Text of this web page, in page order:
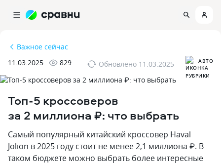
Важное сейчас
11.03.2025
829 Обновлено 11.03.2025 АВТО
Топ-5 кроссоверов
за 2 миллиона ₽: что выбрать
Самый популярный китайский кроссовер Haval
Jolion в 2025 году стоит не менее 2‚1 миллиона ₽. В
таком бюджете можно выбрать более интересные